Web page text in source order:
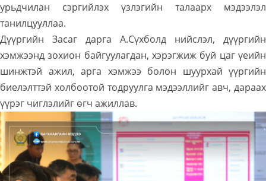
урьдчилан сэргийлэх үзлэгийн талаарх мэдээлэл
танилцууллаа.
Дүүргийн Засаг дарга А.Сүхболд нийслэл, дүүргийн
хэмжээнд зохион байгуулагдан, хэрэгжиж буй цаг үеийн
шинжтэй ажил, арга хэмжээ болон шуурхай үүргийн
биелэлттэй холбоотой тодруулга мэдээллийг авч, дараах
үүрэг чиглэлийг өгч ажиллав.